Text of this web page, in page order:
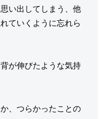
い出してしまう、他
ていくように忘れら
が伸びたような気持
、つらかったことの